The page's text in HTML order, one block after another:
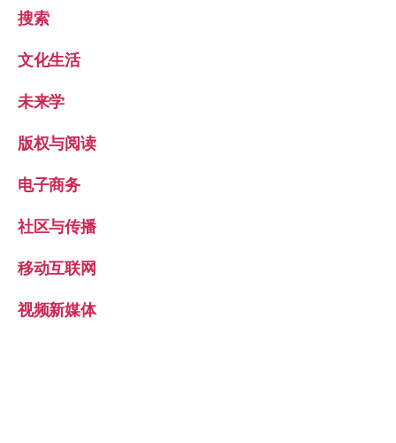
搜索
文化生活
未来学
版权与阅读
电子商务
社区与传播
移动互联网
视频新媒体